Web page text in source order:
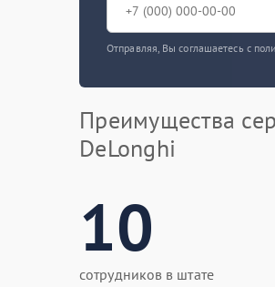
Отправляя, Вы соглашаетесь с
Преимущества
DeLonghi
10
сотрудников в штате